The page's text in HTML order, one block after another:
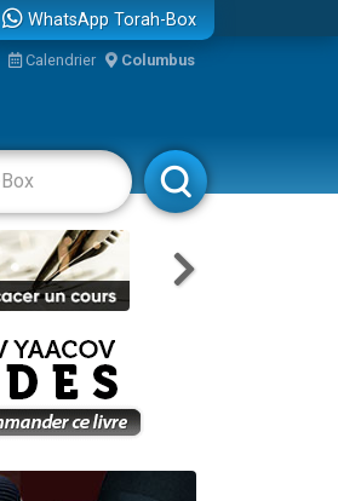
WhatsApp Torah-Box
Calendrier Columbus
Rabbanim